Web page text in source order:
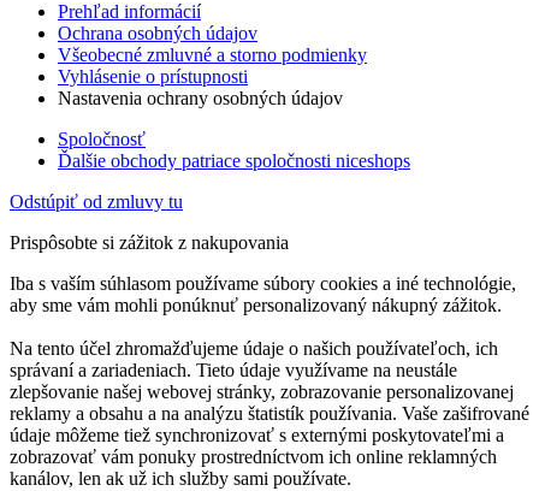
Prehľad informácií
Ochrana osobných údajov
Všeobecné zmluvné a storno podmienky
Vyhlásenie o prístupnosti
Nastavenia ochrany osobných údajov
Spoločnosť
Ďalšie obchody patriace spoločnosti niceshops
Odstúpiť od zmluvy tu
Prispôsobte si zážitok z nakupovania
Iba s vaším súhlasom používame súbory cookies a iné technológie,
aby sme vám mohli ponúknuť personalizovaný nákupný zážitok.
Na tento účel zhromažďujeme údaje o našich používateľoch, ich
správaní a zariadeniach. Tieto údaje využívame na neustále
zlepšovanie našej webovej stránky, zobrazovanie personalizovanej
reklamy a obsahu a na analýzu štatistík používania. Vaše zašifrované
údaje môžeme tiež synchronizovať s externými poskytovateľmi a
zobrazovať vám ponuky prostredníctvom ich online reklamných
kanálov, len ak už ich služby sami používate.